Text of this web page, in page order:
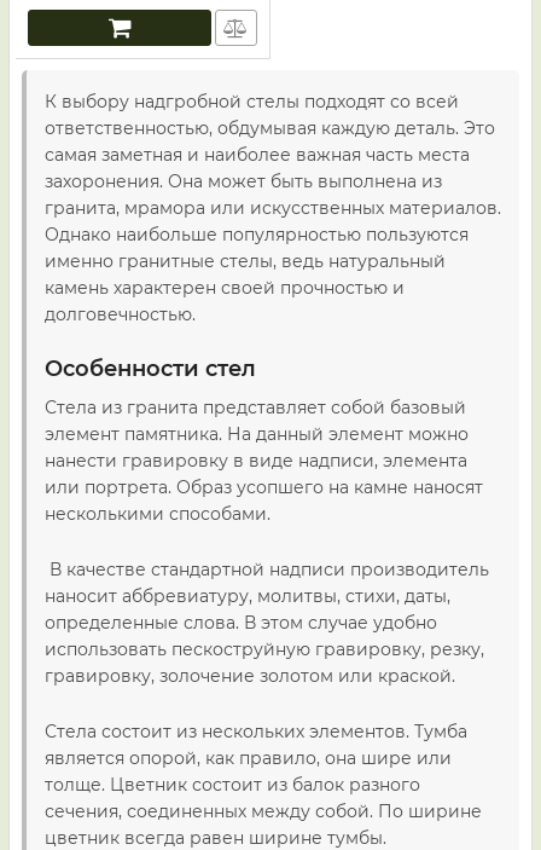
К выбору надгробной стелы подходят со всей
ответственностью, обдумывая каждую деталь. Это
самая заметная и наиболее важная часть места
захоронения. Она может быть выполнена из
гранита, мрамора или искусственных материалов.
Однако наибольше популярностью пользуются
именно гранитные стелы, ведь натуральный
камень характерен своей прочностью и
долговечностью.
Особенности стел
Стела из гранита представляет собой базовый
элемент памятника. На данный элемент можно
нанести гравировку в виде надписи, элемента
или портрета. Образ усопшего на камне наносят
несколькими способами.
В качестве стандартной надписи производитель
наносит аббревиатуру, молитвы, стихи, даты,
определенные слова. В этом случае удобно
использовать пескоструйную гравировку, резку,
гравировку, золочение золотом или краской.
Стела состоит из нескольких элементов. Тумба
является опорой, как правило, она шире или
толще. Цветник состоит из балок разного
сечения, соединенных между собой. По ширине
цветник всегда равен ширине тумбы.